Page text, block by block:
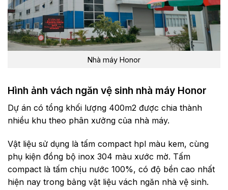
Nhà máy Honor
Hình ảnh vách ngăn vệ sinh nhà máy Honor
Dự án có tổng khối lượng 400m2 được chia thành
nhiều khu theo phân xưởng của nhà máy.
Vật liệu sử dụng là tấm compact hpl màu kem, cùng
phụ kiện đồng bộ inox 304 màu xước mờ. Tấm
compact là tấm chịu nước 100%, có độ bền cao nhất
hiện nay trong bảng vật liệu vách ngăn nhà vệ sinh.